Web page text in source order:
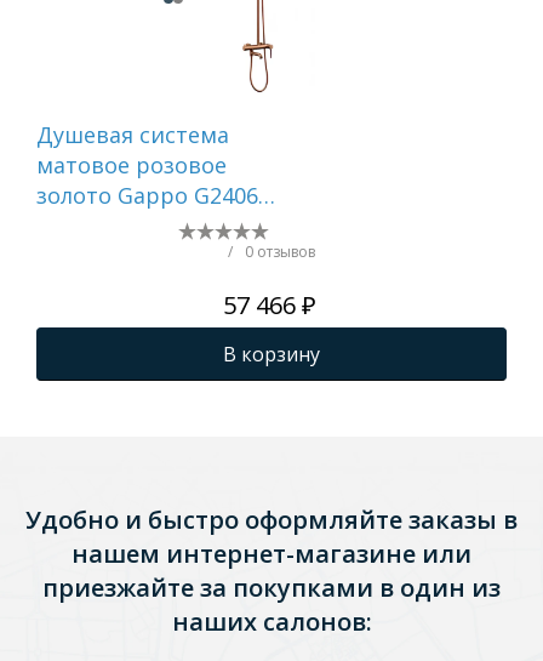
Душевая система
матовое розовое
золото Gappo G2406-
/ 0 отзывов
57 466 ₽
В корзину
Удобно и быстро оформляйте заказы в
нашем интернет-магазине или
приезжайте за покупками в один из
наших салонов: